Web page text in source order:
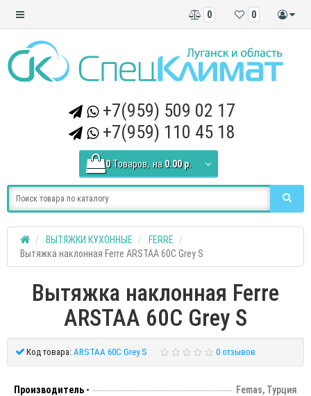
0
0
+7(959) 509 02 17
+7(959) 110 45 18
0 Tоваров, на 0.00 р.
ВЫТЯЖКИ КУХОННЫЕ
FERRE
Вытяжка наклонная Ferre ARSTAA 60C Grey S
Вытяжка наклонная Ferre
ARSTAA 60C Grey S
Код товара: ARSTAA 60C Grey S 0 отзывов
Производитель -
Femas, Турция